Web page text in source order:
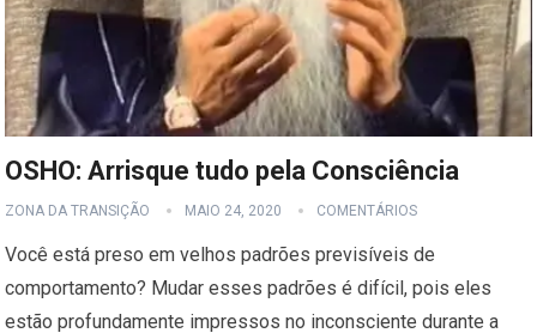
OSHO: Arrisque tudo pela Consciência
ZONA DA TRANSIÇÃO MAIO 24, 2020 COMENTÁRIOS
Você está preso em velhos padrões previsíveis de
comportamento? Mudar esses padrões é difícil, pois eles
estão profundamente impressos no inconsciente durante a